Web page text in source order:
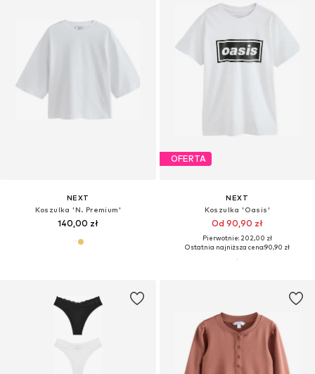
NEXT
Koszulka 'N. Premium'
140,00 zł
OFERTA
NEXT
Koszulka 'Oasis'
Od 90,90 zł
Pierwotnie: 202,00 zł
Ostatnia najniższa cena:90,90 zł